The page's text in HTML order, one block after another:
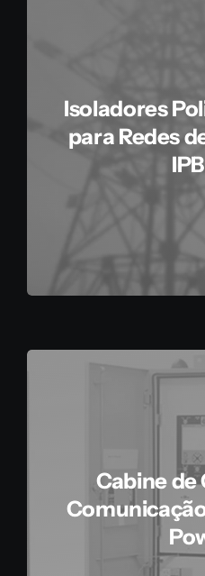
Isoladores
para Redes
Cabine de